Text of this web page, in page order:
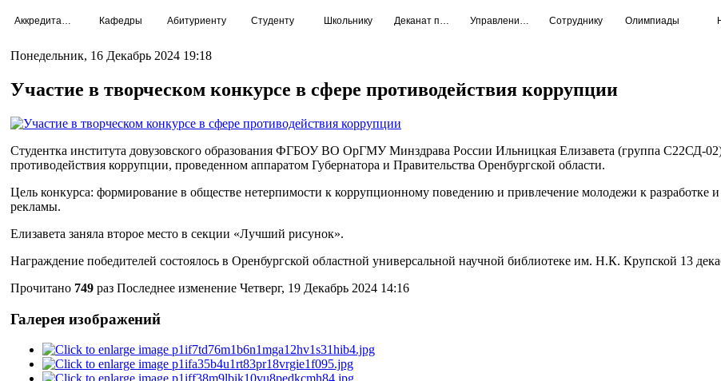
Кафедры Абитуриенту Студенту Школьнику Сотруднику Олимпиады
Понедельник, 16 Декабрь 2024 19:18
Участие в творческом конкурсе в сфере противодействия коррупции
Студентка института довузовского образования ФГБОУ ВО ОрГМУ Минздрава России Ильницкая Елизавета (группа С22СД-02)
противодействия коррупции, проведенном аппаратом Губернатора и Правительства Оренбургской области.
Цель конкурса: формирование в обществе нетерпимости к коррупционному поведению и привлечение молодежи к разработке
рекламы.
Елизавета заняла второе место в секции «Лучший рисунок».
Награждение победителей состоялось в Оренбургской областной универсальной научной библиотеке им. Н.К. Крупской 13
Прочитано 749 раз Последнее изменение Четверг, 19 Декабрь 2024 14:16
Галерея изображений